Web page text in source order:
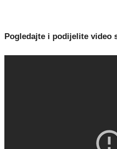
Pogledajte i podijelite video